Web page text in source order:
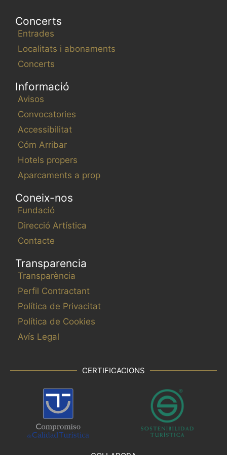
Concerts
Entrades
Localitats i abonaments
Concerts
Informació
Avisos
Convocatories
Accessibilitat
Cóm Arribar
Hotels propers
Aparcaments a prop
Coneix-nos
Fundació
Direcció Artística
Contacte
Transparencia
Transparència
Perfil Contractant
Política de Privacitat
Política de Cookies
Avís Legal
CERTIFICACIONS